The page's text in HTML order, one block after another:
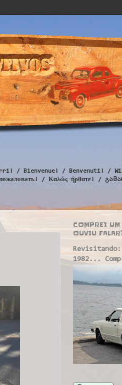
/ Bienvenue! / Benvenuti! /
/ Καλώς ήρθατε! /
COMPREI
OUVIU
1982...